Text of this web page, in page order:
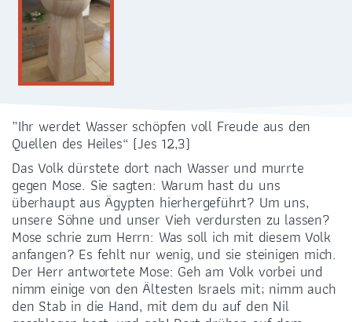
SONNTAGSMESSEN
18.30 Uhr Vorabend
10.30 Uhr
ADRESSE
Bünaustraße 10 /Schillingplatz 17
01159 Dresden-Löbtau
„Ihr werdet Wasser schöpfen voll Freude aus den
Quellen des Heiles“ (Jes 12,3)
Das Volk dürstete dort nach Wasser und murrte
gegen Mose. Sie sagten: Warum hast du uns
überhaupt aus Ägypten hierhergeführt? Um uns,
unsere Söhne und unser Vieh verdursten zu lassen?
Mose schrie zum Herrn: Was soll ich mit diesem Volk
anfangen? Es fehlt nur wenig, und sie steinigen mich.
Der Herr antwortete Mose: Geh am Volk vorbei und
nimm einige von den Ältesten Israels mit; nimm auch
den Stab in die Hand, mit dem du auf den Nil